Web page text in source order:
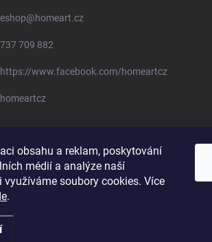
obsahu a reklam, poskytování
médií a analýze naší
využíváme soubory cookies. Více
.
eshop@homeart.cz
737 709 882
https://www.facebook.com/homeartcz
homeartcz
nastavení cookies